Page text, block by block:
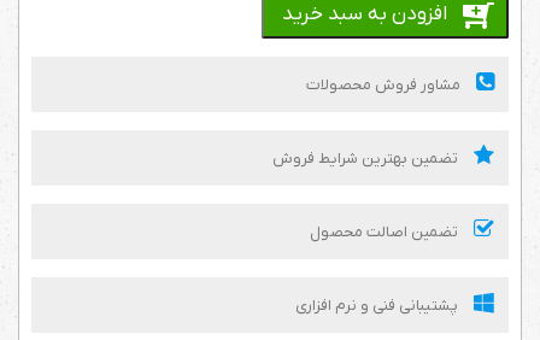
افزودن به سبد خرید
مشاور فروش محصولات
تضمین بهترین شرایط فروش
تضمین اصالت محصول
پشتیبانی فنی و نرم افزاری